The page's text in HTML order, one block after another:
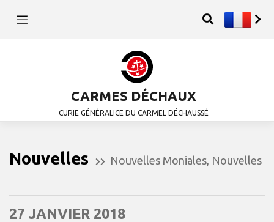
CARMES DÉCHAUX
CURIE GÉNÉRALICE DU CARMEL DÉCHAUSSÉ
Nouvelles Nouvelles Moniales Nouvelles
27 JANVIER 2018